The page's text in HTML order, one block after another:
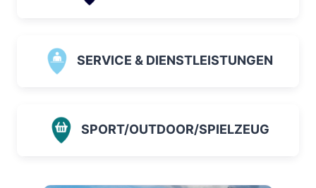
SERVICE & DIENSTLEISTUNGEN
SPORT/OUTDOOR/SPIELZEUG